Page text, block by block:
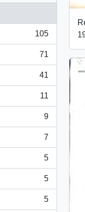
105
71
41
11
9
7
5
5
5